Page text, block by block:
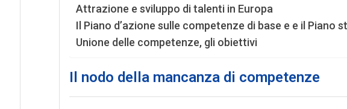
Attrazione e sviluppo di talenti in Europa
Il Piano d’azione sulle competenze di base e e il Piano
Unione delle competenze, gli obiettivi
Il nodo della mancanza di competenze